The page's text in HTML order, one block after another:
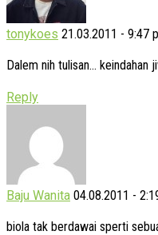
tonykoes 21.03.2011 - 9:47
Dalem nih tulisan… keindahan
Reply
Baju Wanita 04.08.2011 -
biola tak berdawai sperti